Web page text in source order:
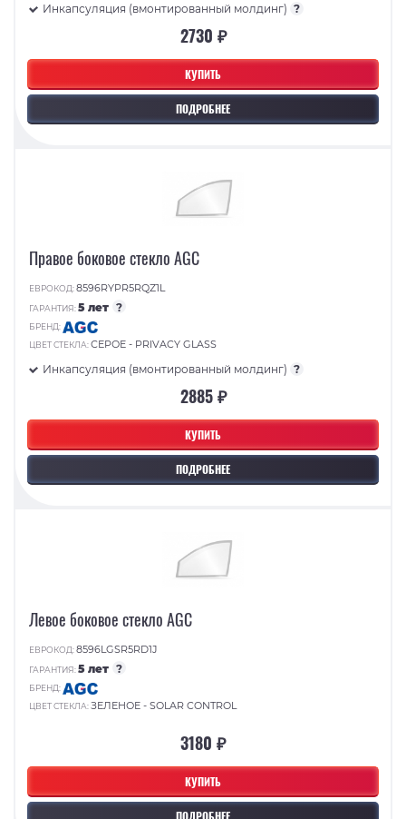
КУПИТЬ
ПОДРОБНЕЕ
Инкапсуляция (вмонтированный молдинг) ?
2730 ₽
КУПИТЬ
ПОДРОБНЕЕ
Правое боковое стекло AGC
ЕВРОКОД:8596RYPR5RQZ1L
ГАРАНТИЯ:5 лет ?
БРЕНД:
ЦВЕТ СТЕКЛА:СЕРОЕ - PRIVACY GLASS
Инкапсуляция (вмонтированный молдинг) ?
2885 ₽
КУПИТЬ
Левое боковое стекло AGC
ЕВРОКОД:8596LGSR5RD1J
ГАРАНТИЯ:5 лет ?
БРЕНД:
ЦВЕТ СТЕКЛА:ЗЕЛЕНОЕ - SOLAR CONTROL
3180 ₽